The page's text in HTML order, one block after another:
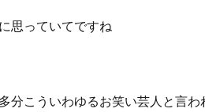
思っていてですね
分こういわゆるお笑い芸人と言